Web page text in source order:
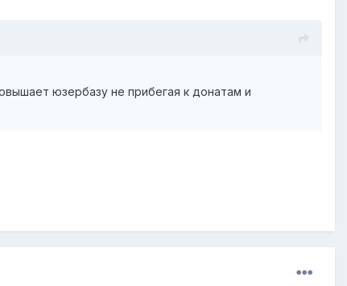
юзербазу не прибегая к донатам и